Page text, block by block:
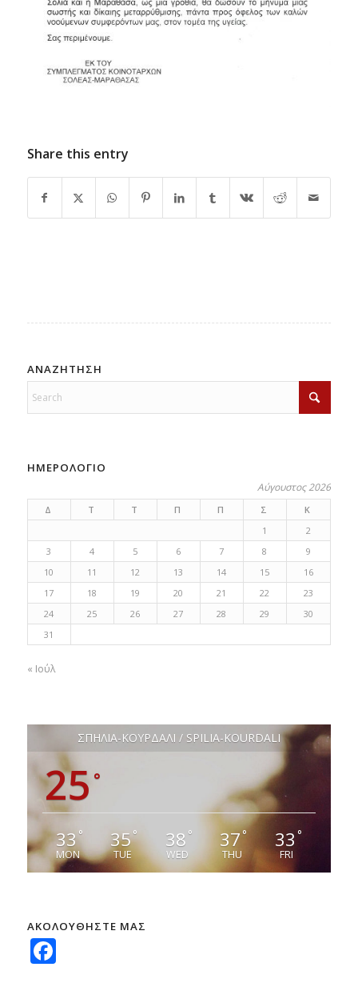
Share this entry
ΑΝΑΖΗΤΗΣΗ
ΗΜΕΡΟΛΟΓΙΟ
Αύγουστος 2026
Δ Τ Τ Π Π Σ
Κ
1
2
3
4 5 6 7 8
9
10
11 12 13 14 15
16
17
18 19 20 21 22
23
24
25 26 27 28 29
30
31
« Ιούλ
ΣΠΗΛΙΑ-ΚΟΥΡΔΑΛΙ / SPILIA-KOURDALI
25 °
33°
MON
35°
TUE
38 °
WED
37°
THU
33 °
FRI
ΑΚΟΛΟΥΘΗΣΤΕ ΜΑΣ
Facebook